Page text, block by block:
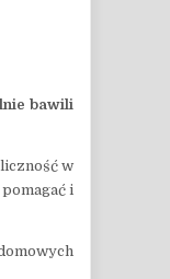
bawili
w
i